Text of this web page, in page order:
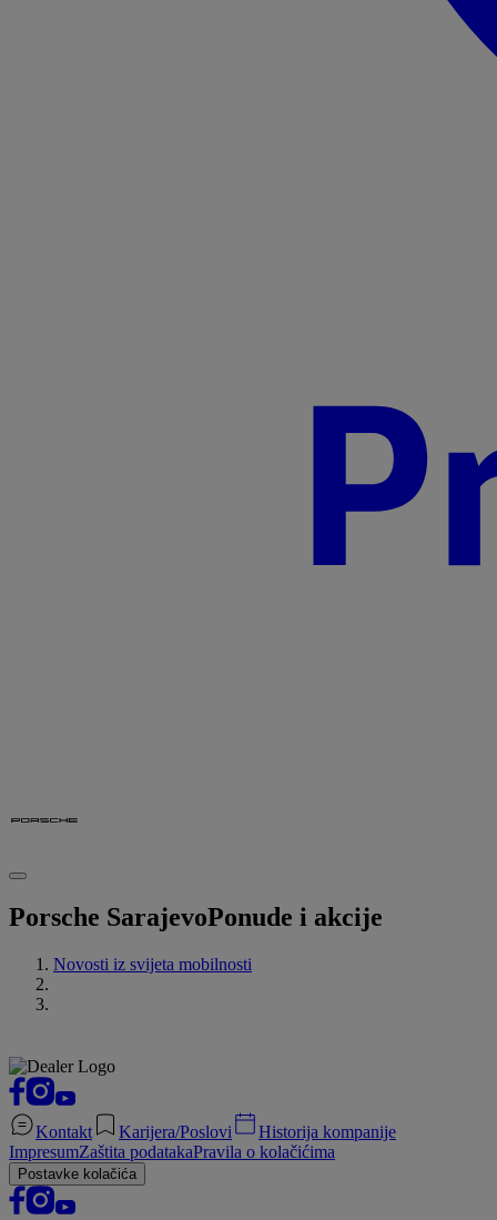
Porsche SarajevoPonude i akcije
Novosti iz svijeta mobilnosti
Kontakt Karijera/Poslovi
Historija kompanije
ImpresumZaštita podatakaPravila o kolačićima
Postavke kolačića